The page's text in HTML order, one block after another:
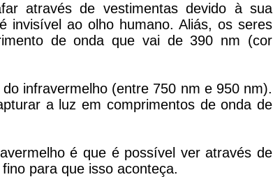
através de vestimentas devido à sua
invisível ao olho humano. Aliás, os seres
de onda que vai de 390 nm (cor
infravermelho (entre 750 nm e 950 nm).
a luz em comprimentos de onda de
é que é possível ver através de
para que isso aconteça.